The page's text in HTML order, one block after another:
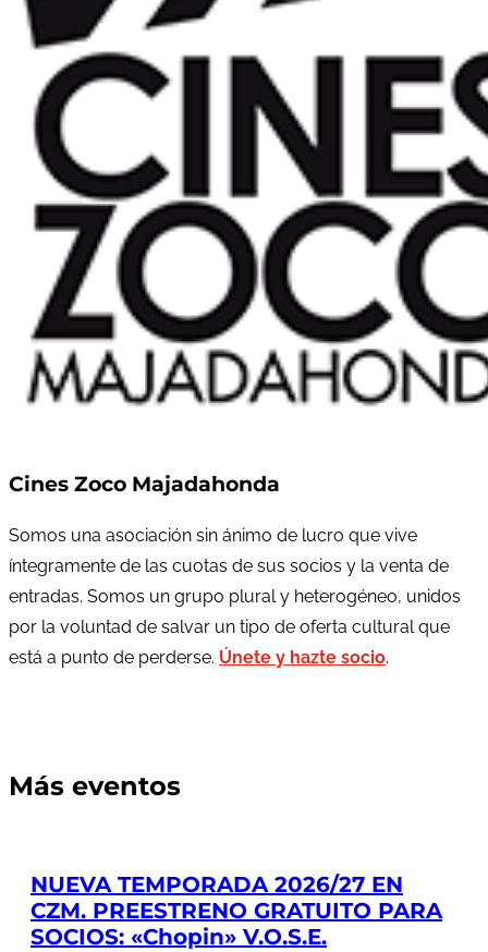
Cines Zoco Majadahonda
Somos una asociación sin ánimo de lucro que vive
íntegramente de las cuotas de sus socios y la venta de
entradas. Somos un grupo plural y heterogéneo, unidos
por la voluntad de salvar un tipo de oferta cultural que
está a punto de perderse. Únete y hazte socio.
Más eventos
NUEVA TEMPORADA 2026/27 EN
CZM. PREESTRENO GRATUITO PARA
SOCIOS: «Chopin» V.O.S.E.